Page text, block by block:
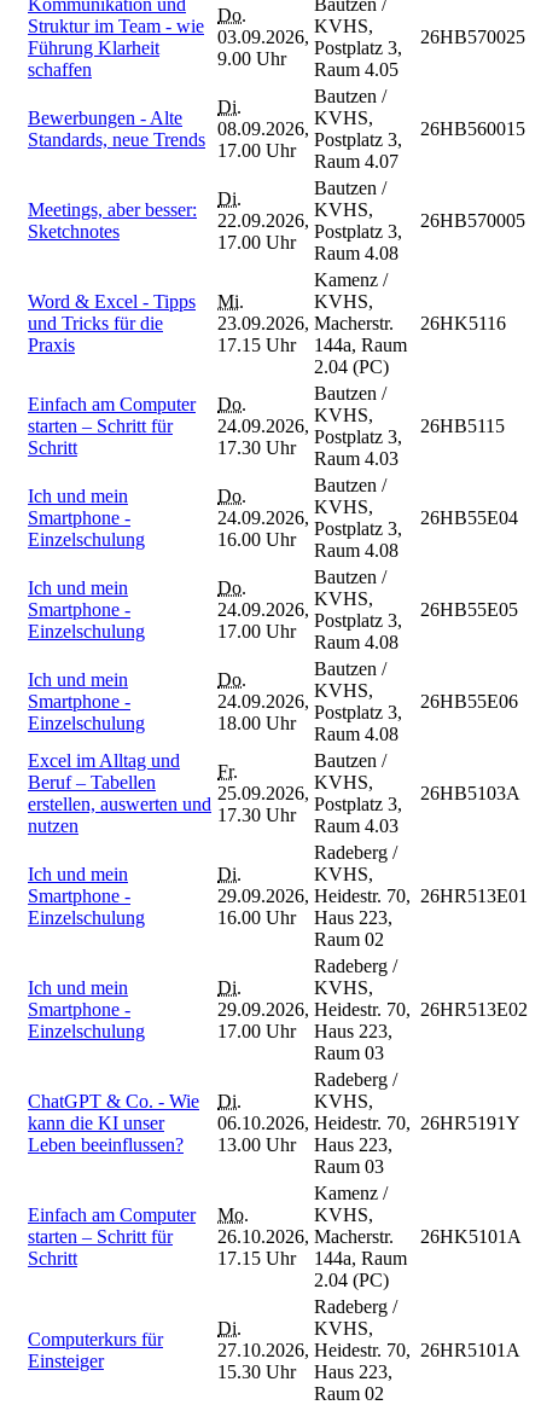
Struktur im Team - wie
Führung Klarheit
schaffen
Do.
03.09.2026,
9.00 Uhr
KVHS,
Postplatz 3,
Raum 4.05
26HB570025
Bewerbungen - Alte
Standards, neue Trends
Di.
08.09.2026,
17.00 Uhr
Bautzen /
KVHS,
Postplatz 3,
Raum 4.07
26HB560015
Meetings, aber besser:
Sketchnotes
Di.
22.09.2026,
17.00 Uhr
Bautzen /
KVHS,
Postplatz 3,
Raum 4.08
26HB570005
Word & Excel - Tipps
und Tricks für die
Praxis
Mi.
23.09.2026,
17.15 Uhr
Kamenz /
KVHS,
Macherstr.
144a, Raum
2.04 (PC)
26HK5116
Einfach am Computer
starten – Schritt für
Schritt
Do.
24.09.2026,
17.30 Uhr
Bautzen /
KVHS,
Postplatz 3,
Raum 4.03
26HB5115
Ich und mein
Smartphone -
Einzelschulung
Do.
24.09.2026,
16.00 Uhr
Bautzen /
KVHS,
Postplatz 3,
Raum 4.08
26HB55E04
Ich und mein
Smartphone -
Einzelschulung
Do.
24.09.2026,
17.00 Uhr
Bautzen /
KVHS,
Postplatz 3,
Raum 4.08
26HB55E05
Ich und mein
Smartphone -
Einzelschulung
Do.
24.09.2026,
18.00 Uhr
Bautzen /
KVHS,
Postplatz 3,
Raum 4.08
26HB55E06
Excel im Alltag und
Beruf – Tabellen
erstellen, auswerten und
nutzen
Fr.
25.09.2026,
17.30 Uhr
Bautzen /
KVHS,
Postplatz 3,
Raum 4.03
26HB5103A
Ich und mein
Smartphone -
Einzelschulung
Di.
29.09.2026,
16.00 Uhr
Radeberg /
KVHS,
Heidestr. 70,
Haus 223,
Raum 02
26HR513E01
Ich und mein
Smartphone -
Einzelschulung
Di.
29.09.2026,
17.00 Uhr
Radeberg /
KVHS,
Heidestr. 70,
Haus 223,
Raum 03
26HR513E02
ChatGPT & Co. - Wie
kann die KI unser
Leben beeinflussen?
Di.
06.10.2026,
13.00 Uhr
Radeberg /
KVHS,
Heidestr. 70,
Haus 223,
Raum 03
26HR5191Y
Einfach am Computer
starten – Schritt für
Schritt
Mo.
26.10.2026,
17.15 Uhr
Kamenz /
KVHS,
Macherstr.
144a, Raum
2.04 (PC)
26HK5101A
Computerkurs für
Einsteiger
Di.
27.10.2026,
15.30 Uhr
Radeberg /
KVHS,
Heidestr. 70,
Haus 223,
Raum 02
26HR5101A